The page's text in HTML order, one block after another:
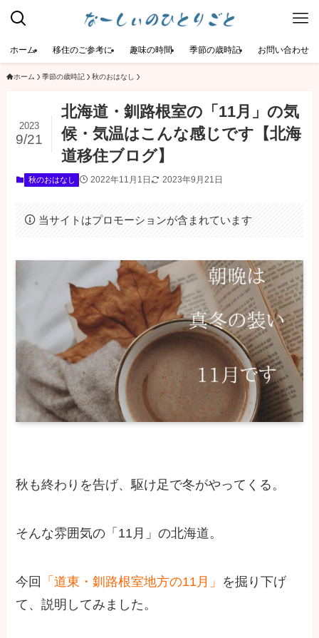
ホーム 移住のご参考に 趣味の時間 季節の歳時記 お問い合わせ
ホーム 季節の歳時記 秋のおはなし
北海道・釧路根室の「11月」の気
候・気温はこんな感じです【北海
道移住ブログ】
2023
9/21
秋のおはなし 2022年11月1日 2023年9月21日
当サイトはプロモーションが含まれています
秋も終わりを告げ、駆け足で冬がやってくる。
そんな雰囲気の「11月」の北海道。
今回 「道東・釧路根室地方の11月」 を掘り下げ
て、説明してみました。